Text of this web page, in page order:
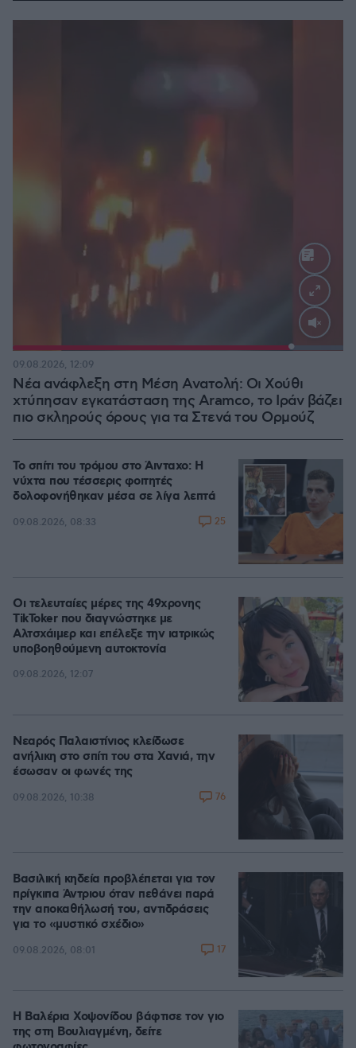
Loaded:
Νέα ανάφλεξη στη Μέση Ανατολή: Οι Χούθι
χτύπησαν εγκατάσταση της Aramco, το Ιράν βάζει
πιο σκληρούς όρους για τα Στενά του Ορμούζ
09.08.2026, 12:09
Το σπίτι του τρόμου στο Άινταχο: Η
νύχτα που τέσσερις φοιτητές
δολοφονήθηκαν μέσα σε λίγα λεπτά
09.08.2026, 08:33 25
Οι τελευταίες μέρες της 49χρονης
TikToker που διαγνώστηκε με
Αλτσχάιμερ και επέλεξε την ιατρικώς
υποβοηθούμενη αυτοκτονία
09.08.2026, 12:07
Νεαρός Παλαιστίνιος κλείδωσε
ανήλικη στο σπίτι του στα Χανιά, την
έσωσαν οι φωνές της
09.08.2026, 10:38 76
Βασιλική κηδεία προβλέπεται για τον
πρίγκιπα Άντριου όταν πεθάνει παρά
την αποκαθήλωσή του, αντιδράσεις
για το «μυστικό σχέδιο»
09.08.2026, 08:01 17
Η Βαλέρια Χοψονίδου βάφτισε τον γιο
της στη Βουλιαγμένη, δείτε